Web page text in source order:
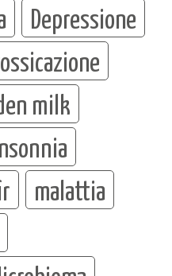
Depressione
milk
malattia